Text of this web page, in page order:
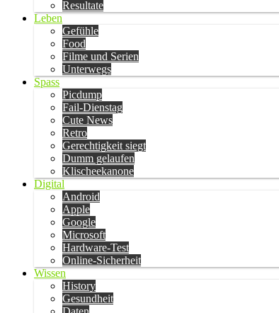
Resultate
Leben
Gefühle
Food
Filme und Serien
Unterwegs
Spass
Picdump
Fail-Dienstag
Cute News
Retro
Gerechtigkeit siegt
Dumm gelaufen
Klischeekanone
Digital
Android
Apple
Google
Microsoft
Hardware-Test
Online-Sicherheit
Wissen
History
Gesundheit